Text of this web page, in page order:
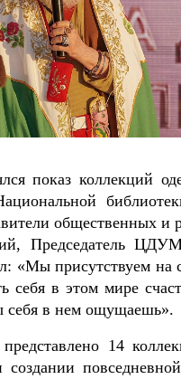
показ коллекций
общественных
Председатель
«Мы присутствуем на
себя в этом мире
себя в нем ощущаешь».
14